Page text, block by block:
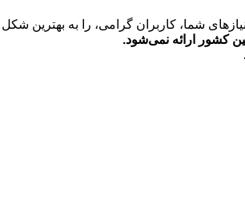
تا
شما، کاربران گرامی، را به بهترین
کشور ارائه نمی‌شود.